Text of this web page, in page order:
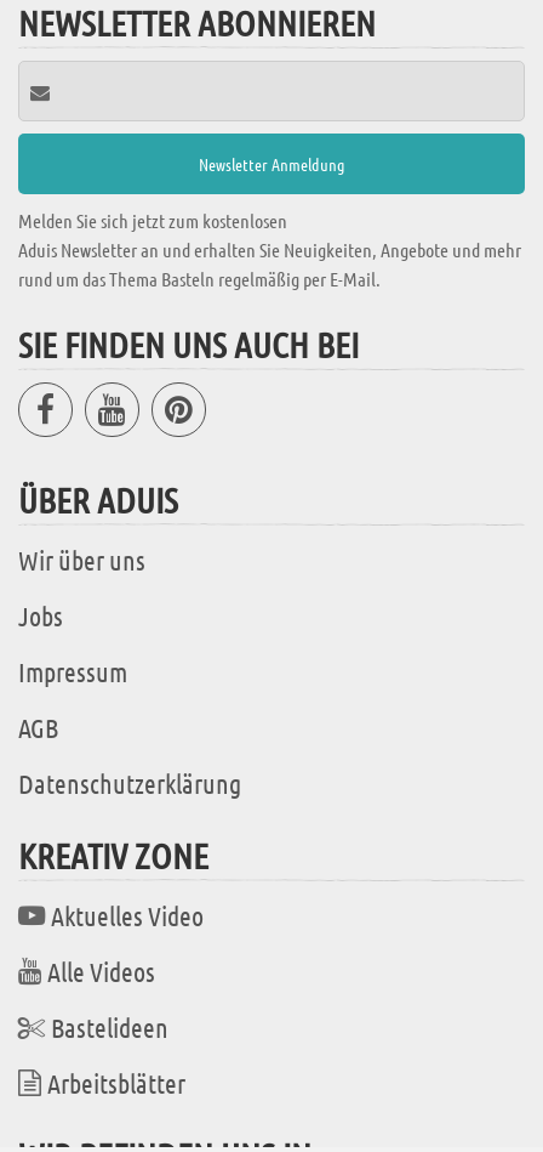
NEWSLETTER ABONNIEREN
Melden Sie sich jetzt zum kostenlosen
Aduis Newsletter an und erhalten Sie Neuigkeiten, Angebote und mehr
rund um das Thema Basteln regelmäßig per E-Mail.
SIE FINDEN UNS AUCH BEI
ÜBER ADUIS
Wir über uns
Jobs
Impressum
AGB
Datenschutzerklärung
KREATIV ZONE
Aktuelles Video
Alle Videos
Bastelideen
Arbeitsblätter